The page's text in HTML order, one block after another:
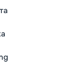
и Европой. Вы
расписание
необходимую